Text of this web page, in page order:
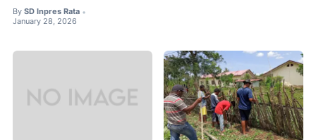
By SD Inpres Rata •
January 28, 2026